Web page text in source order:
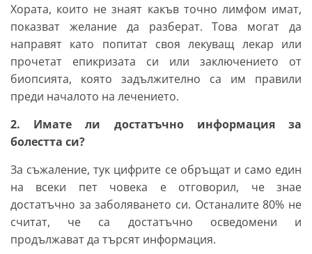
Хората, които не знаят какъв точно лимфом имат,
показват желание да разберат. Това могат да
направят като попитат своя лекуващ лекар или
прочетат епикризата си или заключението от
биопсията, която задължително са им правили
преди началото на лечението.
2. Имате ли достатъчно информация за
болестта си?
За съжаление, тук цифрите се обръщат и само един
на всеки пет човека е отговорил, че знае
достатъчно за заболяването си. Останалите 80% не
считат, че са достатъчно осведомени и
продължават да търсят информация.